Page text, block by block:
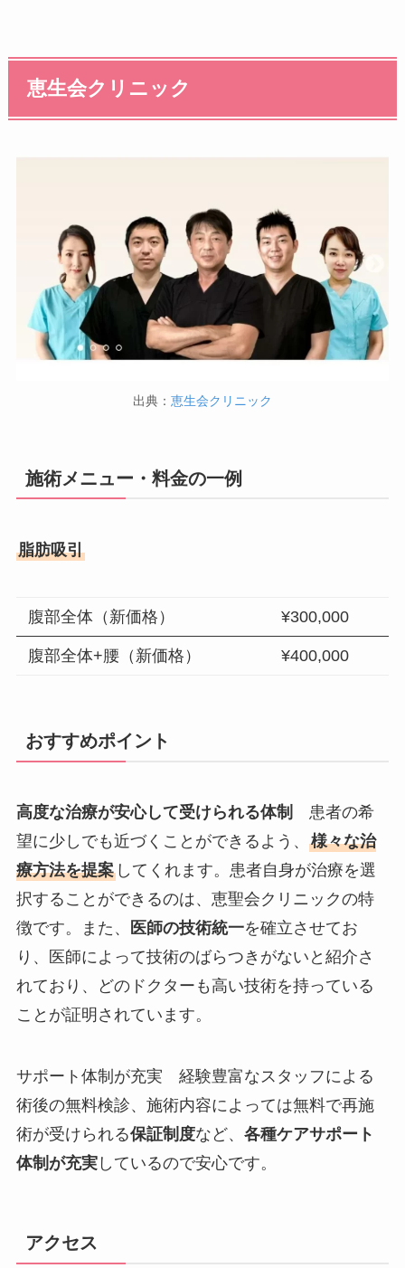
話
番
恵生会クリニック
出典： 恵生会クリニック
施術メニュー・料金の一例
脂肪吸引
腹部全体（新価格） ¥300,000
腹部全体+腰（新価格） ¥400,000
おすすめポイント
高度な治療が安心して受けられる体制
患者の希
望に少しでも近づくことができるよう、 様々な治
療方法を提案してくれます。患者自身が治療を選
択することができるのは、恵聖会クリニックの特
徴です。また、
医師の技術統一を確立させてお
り、医師によって技術のばらつきがないと紹介さ
れており、どのドクターも高い技術を持っている
ことが証明されています。
サポート体制が充実 経験豊富なスタッフによる
術後の無料検診、施術内容によっては無料で再施
術が受けられる保証制度など、 各種ケアサポート
体制が充実しているので安心です。
アクセス